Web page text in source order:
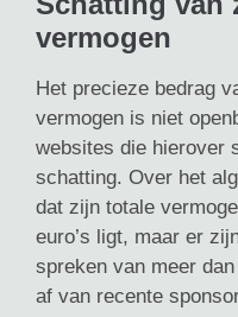
vermogen
Het precieze bedrag
vermogen is niet
websites die hierover
schatting. Over het
dat zijn totale
euro’s ligt, maar er
spreken van meer
af van recente